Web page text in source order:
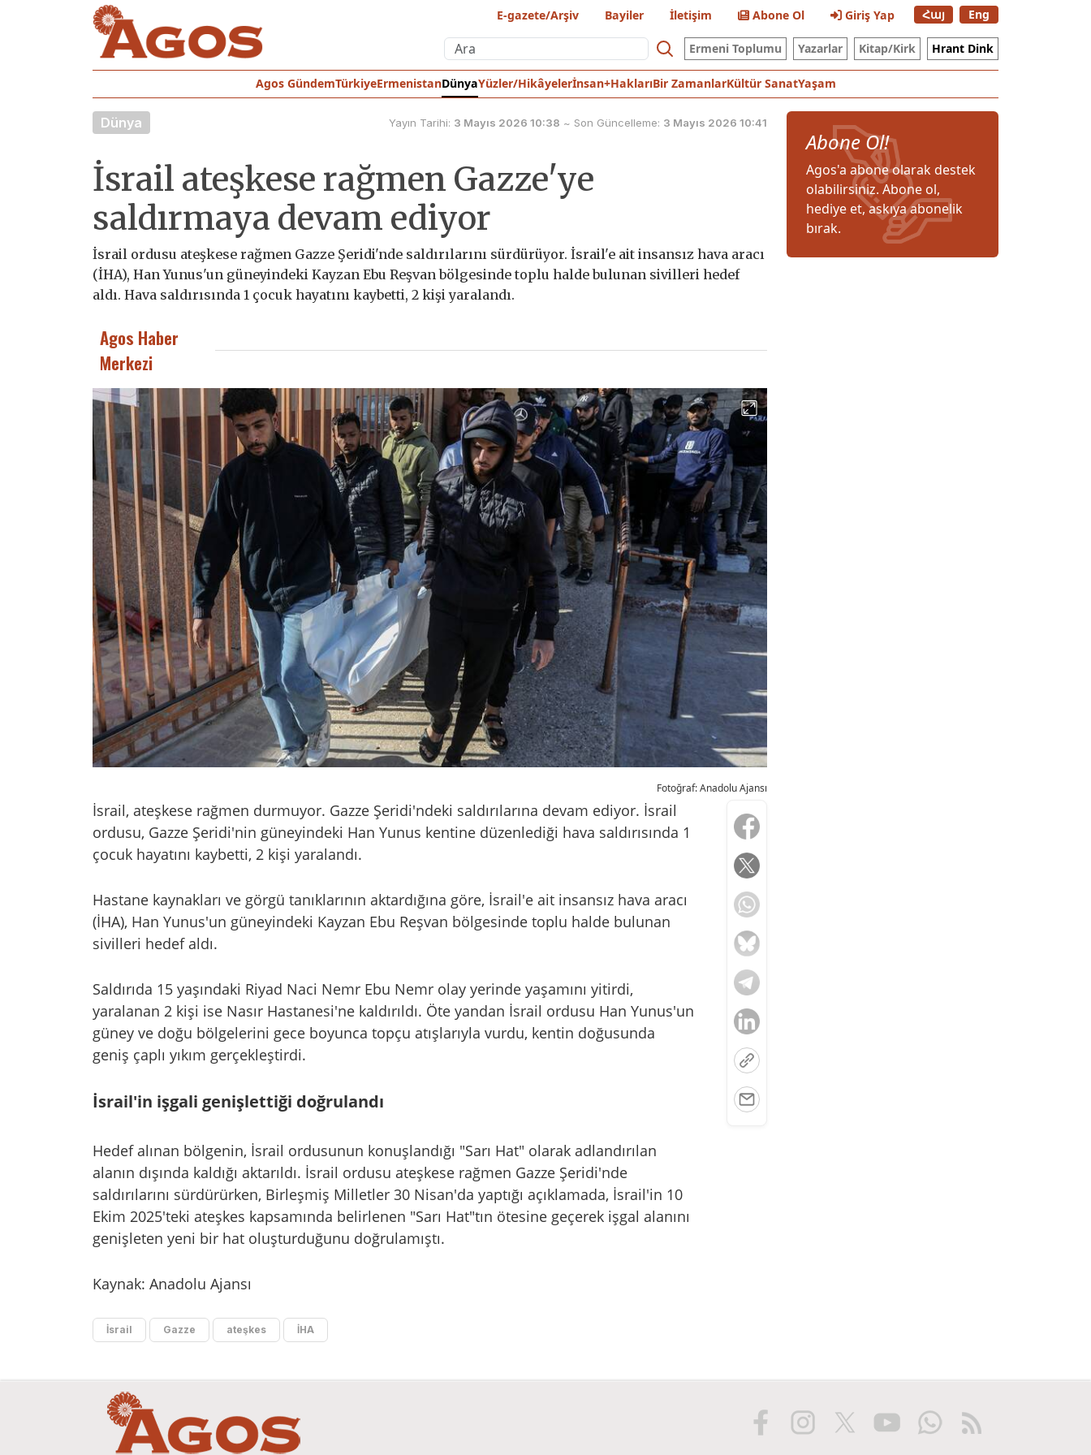
E-gazete/Arşiv Bayiler İletişim Abone Ol Giriş Yap Հայ Eng
Ermeni Toplumu Yazarlar Kitap/Kirk Hrant Dink
Agos GündemTürkiyeErmenistanDünyaYüzler/Hikâyelerİnsan+HaklarıBir ZamanlarKültür SanatYaşam
Dünya Yayın Tarihi: 3 Mayıs 2026 10:38 ~ Son Güncelleme: 3 Mayıs 2026 10:41
İsrail ateşkese rağmen Gazze'ye
saldırmaya devam ediyor
İsrail ordusu ateşkese rağmen Gazze Şeridi'nde saldırılarını sürdürüyor. İsrail'e ait insansız hava aracı
(İHA), Han Yunus'un güneyindeki Kayzan Ebu Reşvan bölgesinde toplu halde bulunan sivilleri hedef
aldı. Hava saldırısında 1 çocuk hayatını kaybetti, 2 kişi yaralandı.
Agos Haber
Merkezi
Fotoğraf: Anadolu Ajansı
İsrail, ateşkese rağmen durmuyor. Gazze Şeridi'ndeki saldırılarına devam ediyor. İsrail
ordusu, Gazze Şeridi'nin güneyindeki Han Yunus kentine düzenlediği hava saldırısında 1
çocuk hayatını kaybetti, 2 kişi yaralandı.
Hastane kaynakları ve görgü tanıklarının aktardığına göre, İsrail'e ait insansız hava aracı
(İHA), Han Yunus'un güneyindeki Kayzan Ebu Reşvan bölgesinde toplu halde bulunan
sivilleri hedef aldı.
Saldırıda 15 yaşındaki Riyad Naci Nemr Ebu Nemr olay yerinde yaşamını yitirdi,
yaralanan 2 kişi ise Nasır Hastanesi'ne kaldırıldı. Öte yandan İsrail ordusu Han Yunus'un
güney ve doğu bölgelerini gece boyunca topçu atışlarıyla vurdu, kentin doğusunda
geniş çaplı yıkım gerçekleştirdi.
İsrail'in işgali genişlettiği doğrulandı
Hedef alınan bölgenin, İsrail ordusunun konuşlandığı "Sarı Hat" olarak adlandırılan
alanın dışında kaldığı aktarıldı. İsrail ordusu ateşkese rağmen Gazze Şeridi'nde
saldırılarını sürdürürken, Birleşmiş Milletler 30 Nisan'da yaptığı açıklamada, İsrail'in 10
Ekim 2025'teki ateşkes kapsamında belirlenen "Sarı Hat"tın ötesine geçerek işgal alanını
genişleten yeni bir hat oluşturduğunu doğrulamıştı.
Kaynak: Anadolu Ajansı
İsrail Gazze ateşkes İHA
Abone Ol!
Agos'a abone olarak destek
olabilirsiniz. Abone ol,
hediye et, askıya abonelik
bırak.